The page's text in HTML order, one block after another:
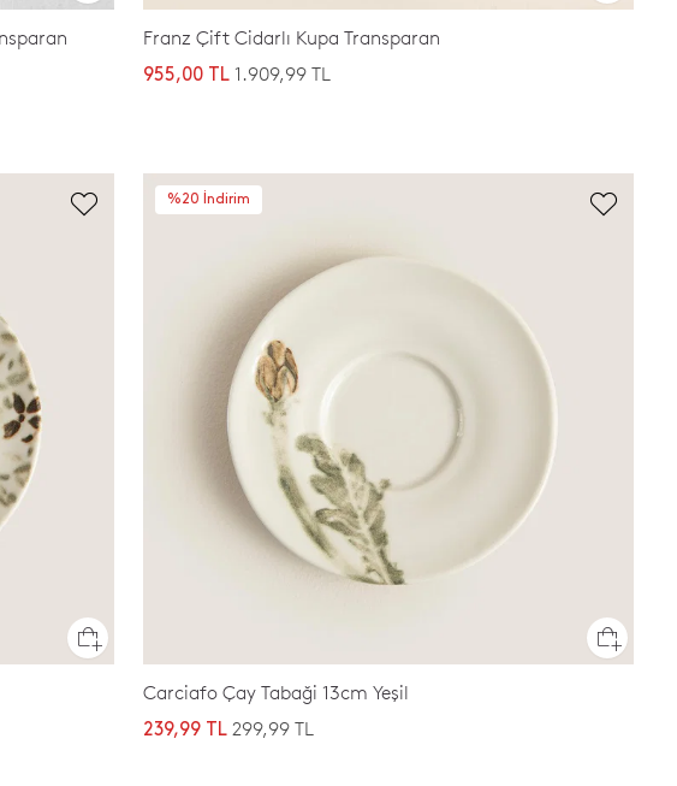
Franz Çift Cidarlı Kupa Transparan
955,00 TL 1.909,99 TL
%20 İndirim
Carciafo Çay Tabaği 13cm Yeşil
239,99 TL 299,99 TL